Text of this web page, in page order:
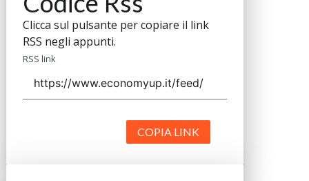
Clicca sul pulsante per copiare il link
RSS negli appunti.
RSS link
COPIA LINK